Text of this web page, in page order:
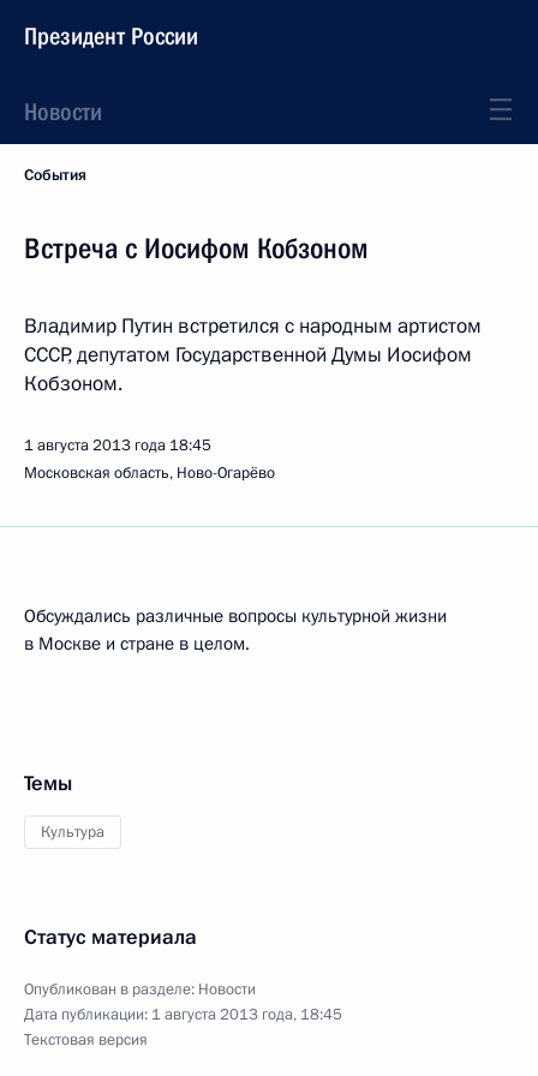
Президент России
Новости
События
Встреча с Иосифом Кобзоном
Владимир Путин встретился с народным артистом
СССР, депутатом Государственной Думы Иосифом
Кобзоном.
1 августа 2013 года 18:45
Московская область, Ново-Огарёво
Обсуждались различные вопросы культурной жизни
в Москве и стране в целом.
Темы
Культура
Статус материала
Опубликован в разделе: Новости
Дата публикации: 1 августа 2013 года, 18:45
Текстовая версия